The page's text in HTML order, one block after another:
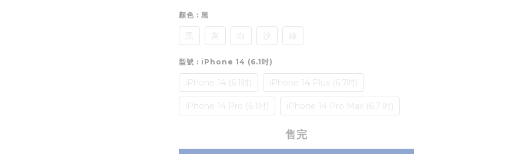
顏色 : 黑
黑 灰 白 沙 綠
型號 : iPhone 14 (6.1吋)
iPhone 14 (6.1吋) iPhone 14 Plus (6.7吋)
iPhone 14 Pro (6.1吋) iPhone 14 Pro Max (6.7 吋)
售完